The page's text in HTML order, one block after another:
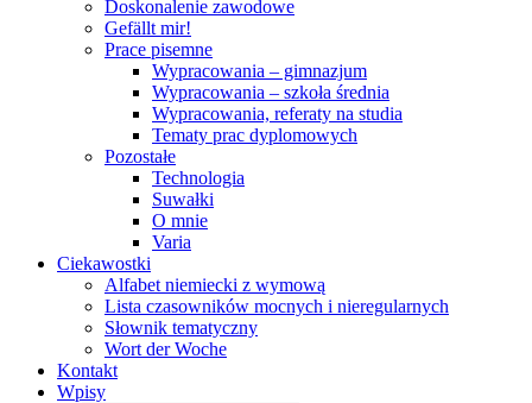
Doskonalenie zawodowe
Gefällt mir!
Prace pisemne
Wypracowania – gimnazjum
Wypracowania – szkoła średnia
Wypracowania, referaty na studia
Tematy prac dyplomowych
Pozostałe
Technologia
Suwałki
O mnie
Varia
Ciekawostki
Alfabet niemiecki z wymową
Lista czasowników mocnych i nieregularnych
Słownik tematyczny
Wort der Woche
Kontakt
Wpisy